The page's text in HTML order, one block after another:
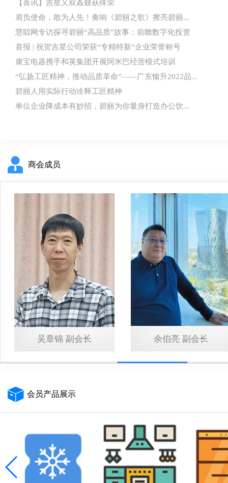
【喜讯】吉星又双叒叕获殊荣
肩负使命，敢为人先！奏响《碧丽之歌》擦亮碧丽...
慧聪网专访探寻碧丽“高品质”故事：前瞻数字化投资
喜报 | 祝贺吉星公司荣获“专精特新”企业荣誉称号
康宝电器携手和英集团开展阿米巴经营模式培训
“弘扬工匠精神，推动品质革命”——广东愉升2022品...
碧丽人用实际行动诠释工匠精神
单位企业降成本有妙招，碧丽为你量身打造办公饮...
商会成员
吴章锦 副会长 余伯亮 副会长
会员产品展示